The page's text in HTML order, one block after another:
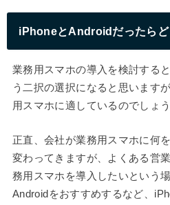
iPhoneとAndroidだったらど
業務用スマホの導入を検討する
う二択の選択になると思います
用スマホに適しているのでしょ
正直、会社が業務用スマホに何
変わってきますが、よくある営
務用スマホを導入したいという
Androidをおすすめするなど、